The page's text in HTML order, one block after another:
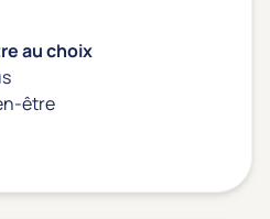
au choix
être